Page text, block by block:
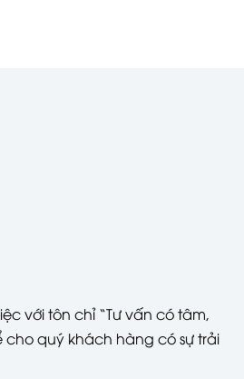
với tôn chỉ “Tư vấn có tâm,
cho quý khách hàng có sự trải